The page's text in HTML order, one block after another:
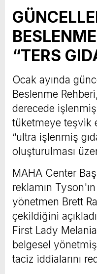
“TERS
Ocak ayında
Beslenme
derecede işlenmiş
tüketmeye teşvik
“ultra işlenmiş
oluşturulması
MAHA Center
reklamın
yönetmen Brett
çekildiğini
First Lady
belgesel
taciz iddialarını